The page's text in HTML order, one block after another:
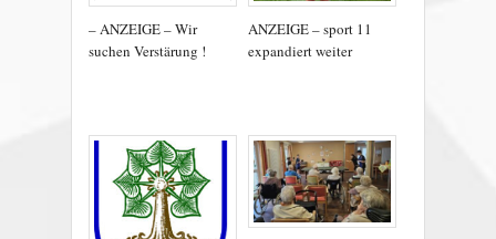
– ANZEIGE – Wir
suchen Verstärung !
ANZEIGE – sport 11
expandiert weiter